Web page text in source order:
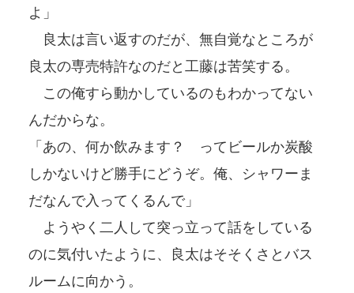
よ」
良太は言い返すのだが、無自覚なところが
良太の専売特許なのだと工藤は苦笑する。
この俺すら動かしているのもわかってない
んだからな。
「あの、何か飲みます？ ってビールか炭酸
しかないけど勝手にどうぞ。俺、シャワーま
だなんで入ってくるんで」
ようやく二人して突っ立って話をしている
のに気付いたように、良太はそそくさとバス
ルームに向かう。